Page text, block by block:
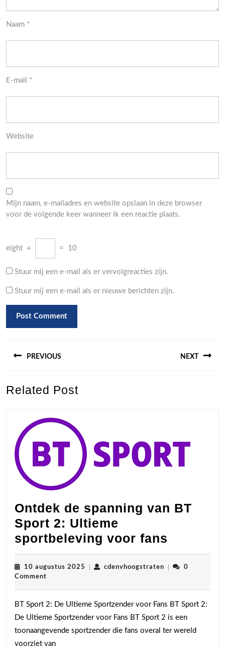
Naam *
E-mail *
Website
Mijn naam, e-mailadres en website opslaan in deze browser
voor de volgende keer wanneer ik een reactie plaats.
eight + = 10
Stuur mij een e-mail als er vervolgreacties zijn.
Stuur mij een e-mail als er nieuwe berichten zijn.
PREVIOUS
post:
NEXT
Related Post
Ontdek de spanning van BT
Sport 2: Ultieme
sportbeleving voor fans
de
BT
Sport
2:
10 augustus 2025 10
cdenvhoogstratencdenvhoogstraten
0
Comment
BT Sport 2: De Ultieme Sportzender voor Fans BT Sport 2:
De Ultieme Sportzender voor Fans BT Sport 2 is een
toonaangevende sportzender die fans overal ter wereld
voorziet van